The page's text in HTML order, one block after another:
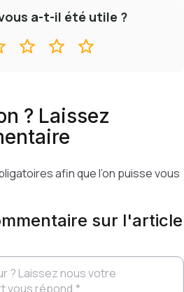
a-t-il été utile ?
? Laissez
afin que l’on puisse vous
sur l'article